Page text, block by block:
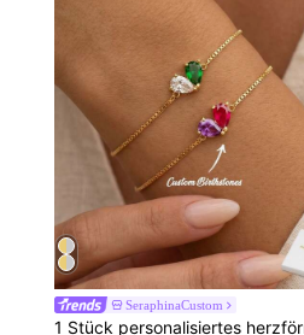
SeraphinaCustom